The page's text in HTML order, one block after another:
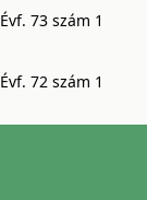
Évf. 73 szám 1
Évf. 72 szám 1